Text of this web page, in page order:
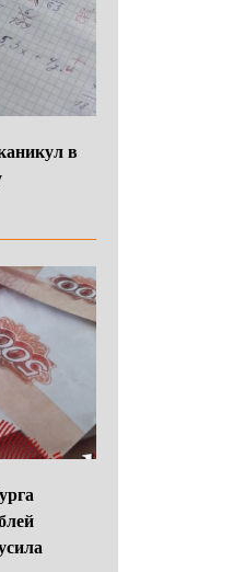
в